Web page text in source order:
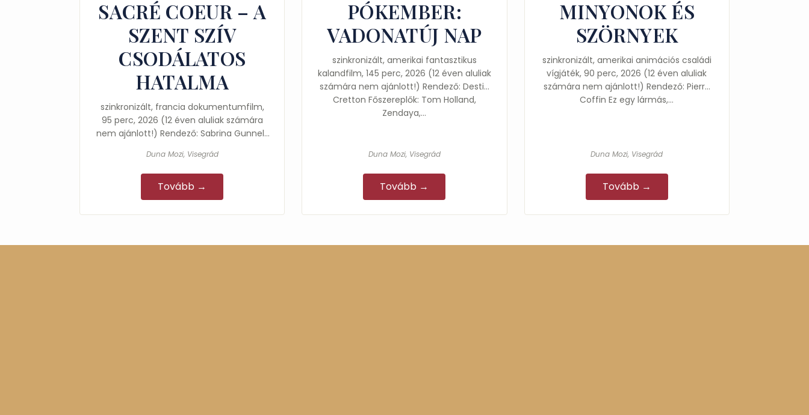
SACRÉ COEUR – A
SZENT SZÍV
CSODÁLATOS
HATALMA
szinkronizált, francia dokumentumfilm,
95 perc, 2026 (12 éven aluliak számára
nem ajánlott!) Rendező: Sabrina Gunnell,
Duna Mozi, Visegrád
Tovább →
PÓKEMBER:
VADONATÚJ NAP
szinkronizált, amerikai fantasztikus
kalandfilm, 145 perc, 2026 (12 éven aluliak
számára nem ajánlott!) Rendező: Destin
Cretton Főszereplők: Tom Holland,
Zendaya,…
Duna Mozi, Visegrád
Tovább →
MINYONOK ÉS
SZÖRNYEK
szinkronizált, amerikai animációs családi
vígjáték, 90 perc, 2026 (12 éven aluliak
számára nem ajánlott!) Rendező: Pierre
Coffin Ez egy lármás,…
Duna Mozi, Visegrád
Tovább →